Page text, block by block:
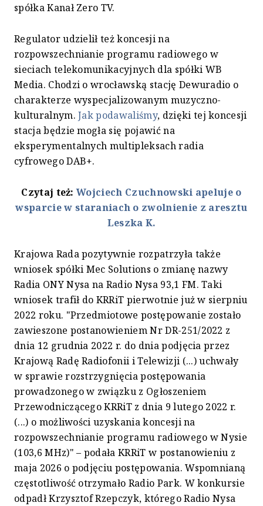
spółka Kanał Zero TV.
Regulator udzielił też koncesji na
rozpowszechnianie programu radiowego w
sieciach telekomunikacyjnych dla spółki WB
Media. Chodzi o wrocławską stację Dewuradio o
charakterze wyspecjalizowanym muzyczno-
kulturalnym.Jak podawaliśmy, dzięki tej koncesji
stacja będzie mogła się pojawić na
eksperymentalnych multipleksach radia
cyfrowego DAB+.
Czytaj też:Wojciech Czuchnowski apeluje o
wsparcie w staraniach o zwolnienie z aresztu
Leszka K.
Krajowa Rada pozytywnie rozpatrzyła także
wniosek spółki Mec Solutions o zmianę nazwy
Radia ONY Nysa na Radio Nysa 93,1 FM. Taki
wniosek trafił do KRRiT pierwotnie już w sierpniu
2022 roku. "Przedmiotowe postępowanie zostało
zawieszone postanowieniem Nr DR-251/2022 z
dnia 12 grudnia 2022 r. do dnia podjęcia przez
Krajową Radę Radiofonii i Telewizji (...) uchwały
w sprawie rozstrzygnięcia postępowania
prowadzonego w związku z Ogłoszeniem
Przewodniczącego KRRiT z dnia 9 lutego 2022 r.
(...) o możliwości uzyskania koncesji na
rozpowszechnianie programu radiowego w Nysie
(103,6 MHz)" – podała KRRiT w postanowieniu z
maja 2026 o podjęciu postępowania. Wspomnianą
częstotliwość otrzymało Radio Park. W konkursie
odpadł Krzysztof Rzepczyk, którego Radio Nysa